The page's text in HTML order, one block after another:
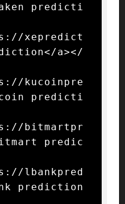
predicti
xepredict
a></
kucoinpre
predicti
bitmartpr
predic
lbankpred
prediction